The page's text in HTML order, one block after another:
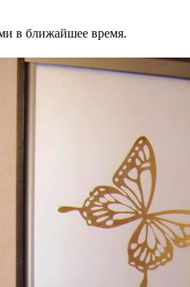
в ближайшее время.